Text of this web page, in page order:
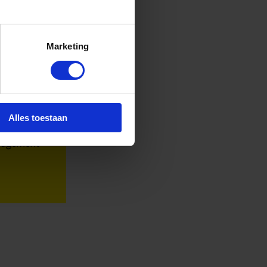
Marketing
Alles toestaan
en supply
Energy